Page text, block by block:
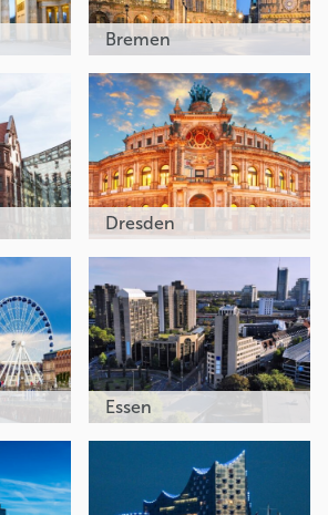
Bremen
Dresden
Essen